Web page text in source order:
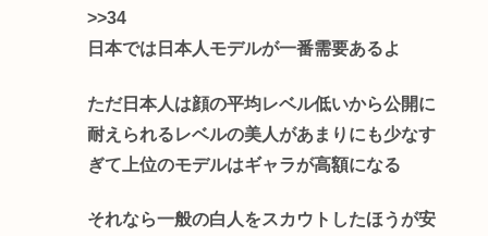
>>34
日本では日本人モデルが一番需要あるよ
ただ日本人は顔の平均レベル低いから公開に
耐えられるレベルの美人があまりにも少なす
ぎて上位のモデルはギャラが高額になる
それなら一般の白人をスカウトしたほうが安